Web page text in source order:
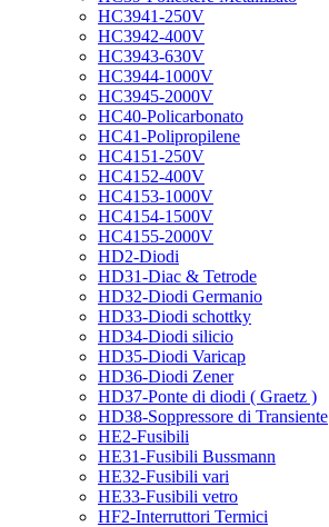
HC3941-250V
HC3942-400V
HC3943-630V
HC3944-1000V
HC3945-2000V
HC40-Policarbonato
HC41-Polipropilene
HC4151-250V
HC4152-400V
HC4153-1000V
HC4154-1500V
HC4155-2000V
HD2-Diodi
HD31-Diac & Tetrode
HD32-Diodi Germanio
HD33-Diodi schottky
HD34-Diodi silicio
HD35-Diodi Varicap
HD36-Diodi Zener
HD37-Ponte di diodi ( Graetz )
HD38-Soppressore di Transiente
HE2-Fusibili
HE31-Fusibili Bussmann
HE32-Fusibili vari
HE33-Fusibili vetro
HF2-Interruttori Termici